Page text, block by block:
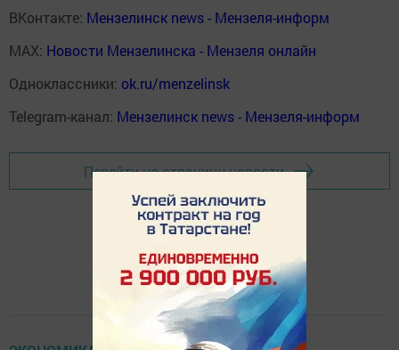
ВКонтакте: Мензелинск news - Мензеля-информ
MAX: Новости Мензелинска - Мензеля онлайн
Одноклассники: ok.ru/menzelinsk
Telegram-канал: Мензелинск news - Мензеля-информ
Перейти на страницу новости